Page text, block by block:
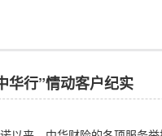
华行”情动客户纪实